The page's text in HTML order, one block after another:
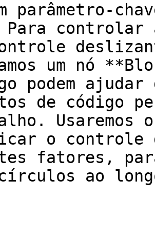
parâmetro-
controlar
um nó
podem
de código
Usaremos
o controle
fatores,
círculos ao